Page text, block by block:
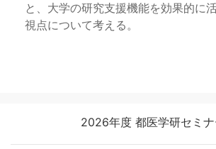
と、大学の研究支援機能を効果的に
視点について考える。
2026年度 都医学研セミ